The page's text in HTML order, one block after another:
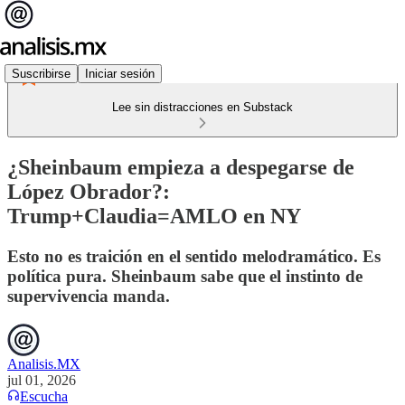
Suscribirse Iniciar sesión
Lee sin distracciones en Substack
¿Sheinbaum empieza a despegarse de
López Obrador?:
Trump+Claudia=AMLO en NY
Esto no es traición en el sentido melodramático. Es
política pura. Sheinbaum sabe que el instinto de
supervivencia manda.
Analisis.MX
jul 01, 2026
Escucha